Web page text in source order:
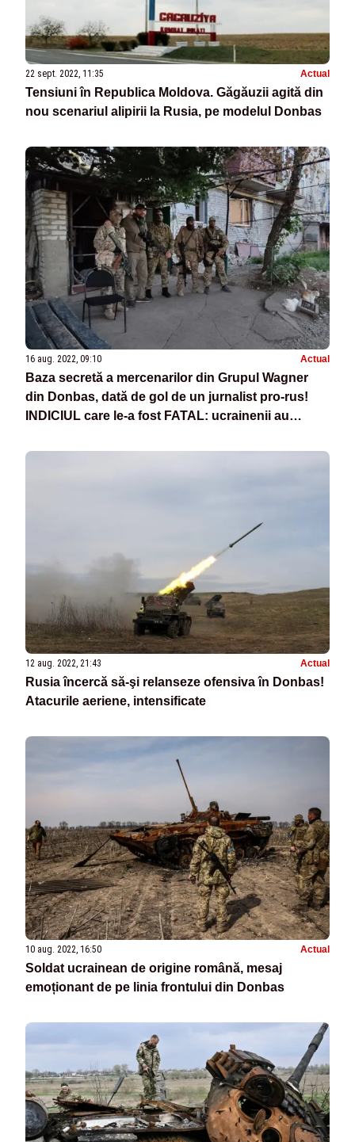
22 sept. 2022, 11:35 Actual
Tensiuni în Republica Moldova. Găgăuzii agită din
nou scenariul alipirii la Rusia, pe modelul Donbas
16 aug. 2022, 09:10 Actual
Baza secretă a mercenarilor din Grupul Wagner
din Donbas, dată de gol de un jurnalist pro-rus!
INDICIUL care le-a fost FATAL: ucrainenii au
12 aug. 2022, 21:43 Actual
Rusia încercă să-şi relanseze ofensiva în Donbas!
Atacurile aeriene, intensificate
10 aug. 2022, 16:50 Actual
Soldat ucrainean de origine română, mesaj
emoționant de pe linia frontului din Donbas